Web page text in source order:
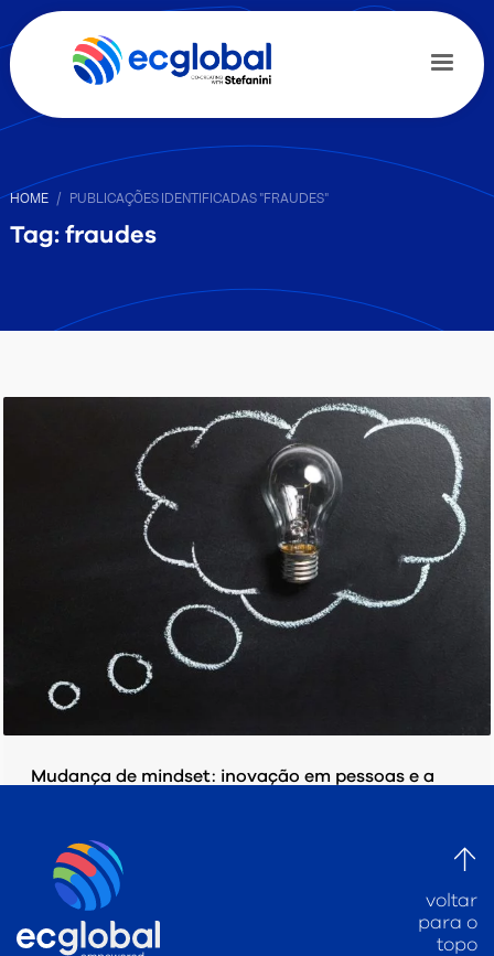
HOME PUBLICAÇÕES IDENTIFICADAS "FRAUDES"
Tag: fraudes
Mudança de mindset: inovação em pessoas e a
QUINTA-FEIRA, 15 AGOSTO 2019
PUBLICADO EM MARKETINGvoltar
para o
topo